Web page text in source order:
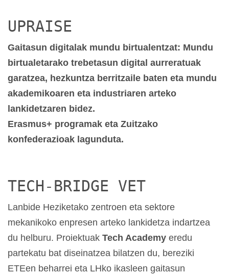
UPRAISE
Gaitasun digitalak mundu birtualentzat: Mundu
birtualetarako trebetasun digital aurreratuak
garatzea, hezkuntza berritzaile baten eta mundu
akademikoaren eta industriaren arteko
lankidetzaren bidez.
Erasmus+ programak eta Zuitzako
konfederazioak lagunduta.
TECH-BRIDGE VET
Lanbide Heziketako zentroen eta sektore
mekanikoko enpresen arteko lankidetza indartzea
du helburu. Proiektuak Tech Academy eredu
partekatu bat diseinatzea bilatzen du, bereziki
ETEen beharrei eta LHko ikasleen gaitasun